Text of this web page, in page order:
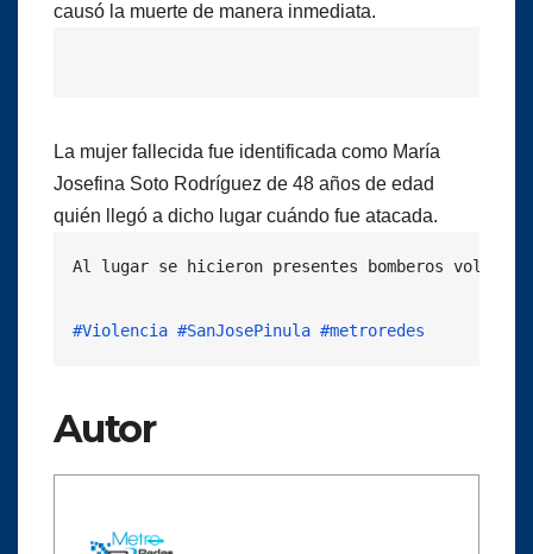
causó la muerte de manera inmediata.
La mujer fallecida fue identificada como María
Josefina Soto Rodríguez de 48 años de edad
quién llegó a dicho lugar cuándo fue atacada.
Al lugar se hicieron presentes bomberos
#Violencia #SanJosePinula #metroredes
Autor